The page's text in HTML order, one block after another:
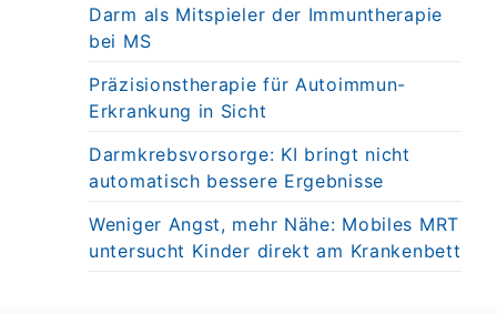
Darm als Mitspieler der Immuntherapie
bei MS
Präzisionstherapie für Autoimmun-
Erkrankung in Sicht
Darmkrebsvorsorge: KI bringt nicht
automatisch bessere Ergebnisse
Weniger Angst, mehr Nähe: Mobiles MRT
untersucht Kinder direkt am Krankenbett